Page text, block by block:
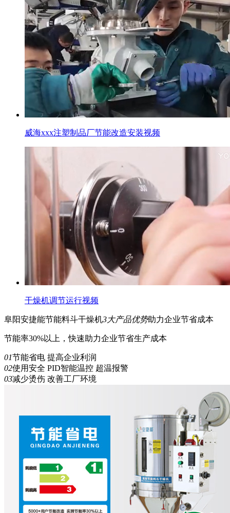
威海xxx注塑制品厂节能改造安装视频
干燥机调节运行视频
阜阳安捷能节能料斗干燥机3大产品优势助力企业节省成本
节能率30%以上，快速助力企业节省生产成本
01节能省电 提高企业利润
02使用安全 PID智能温控 超温报警
03减少烫伤 改善工厂环境